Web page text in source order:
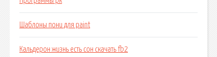
Шаблоны пони для paint
Кальдерон жизнь есть сон скачать fb2